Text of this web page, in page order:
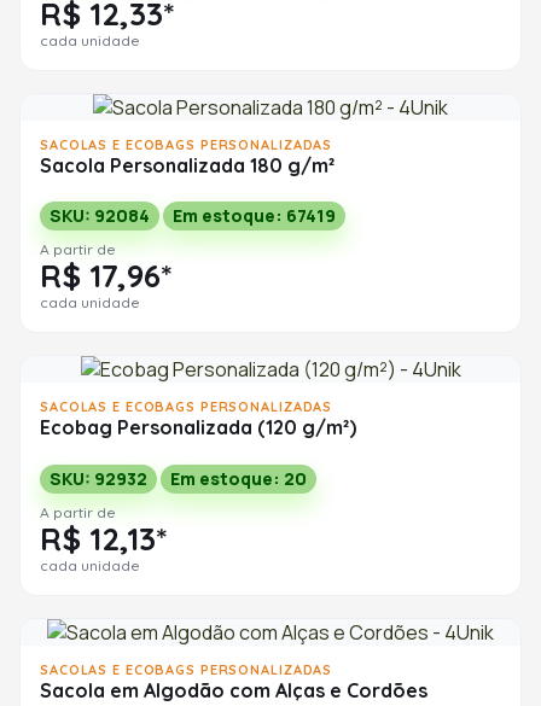
R$ 12,33*
cada unidade
SACOLAS E ECOBAGS PERSONALIZADAS
Sacola Personalizada 180 g/m²
SKU: 92084 Em estoque: 67419
A partir de
R$ 17,96*
cada unidade
SACOLAS E ECOBAGS PERSONALIZADAS
Ecobag Personalizada (120 g/m²)
SKU: 92932 Em estoque: 20
A partir de
R$ 12,13*
cada unidade
SACOLAS E ECOBAGS PERSONALIZADAS
Sacola em Algodão com Alças e Cordões